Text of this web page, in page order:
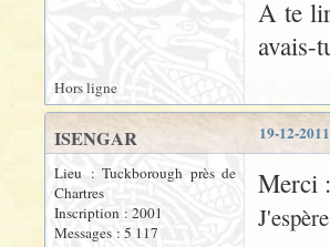
A te
avais-
Hors ligne
19-12-
ISENGAR
Lieu : Tuckborough près de
Chartres
Inscription : 2001
Messages : 5 117
Merci